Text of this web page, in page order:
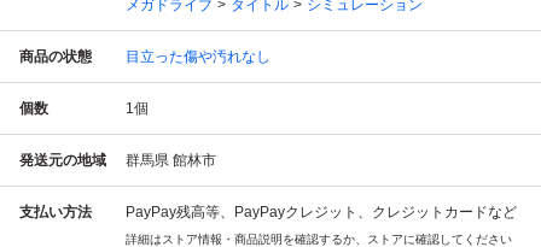
メガドライブ
タイトル シミュレーション
商品の状態 目立った傷や汚れなし
個数 1個
発送元の地域 群馬県 館林市
支払い方法 PayPay残高等、PayPayクレジット、クレジットカードなど
詳細はストア情報・商品説明を確認するか、ストアに確認してください